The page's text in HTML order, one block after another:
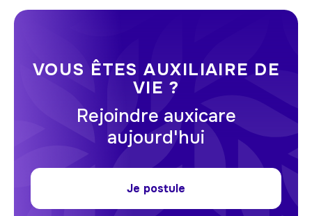
VOUS ÊTES AUXILIAIRE DE
VIE ?
Rejoindre auxicare
aujourd'hui
Je postule